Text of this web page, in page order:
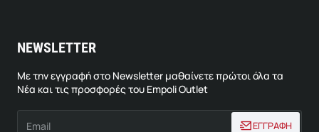
NEWSLETTER
Με την εγγραφή στο Newsletter μαθαίνετε πρώτοι όλα τα
Νέα και τις προσφορές του Empoli Outlet
ΕΓΓΡΑΦΗ